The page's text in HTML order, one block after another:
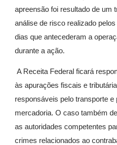
apreensão foi resultado de um
análise de risco realizado
dias que antecederam a
durante a ação.
A Receita Federal ficará
às apurações fiscais e
responsáveis pelo transporte
mercadoria. O caso também
as autoridades competentes
crimes relacionados ao